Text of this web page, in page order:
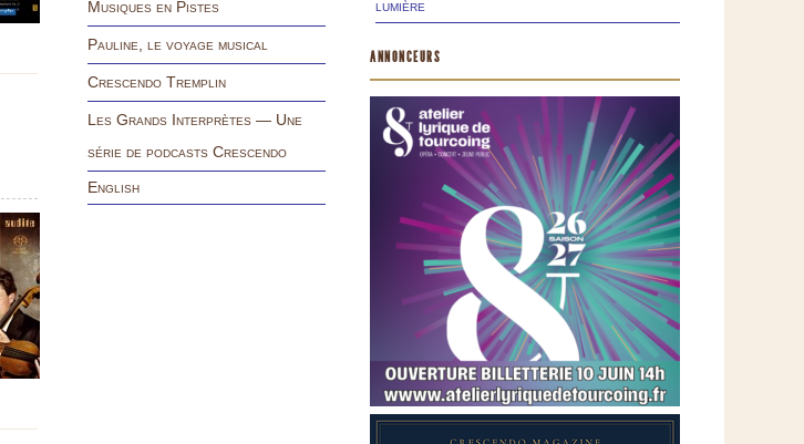
Musiques en Pistes
Pauline, le voyage musical
Crescendo Tremplin
Les Grands Interprètes — Une
série de podcasts Crescendo
English
lumière
ANNONCEURS